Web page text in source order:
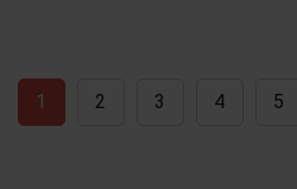
1 2 3 4 5